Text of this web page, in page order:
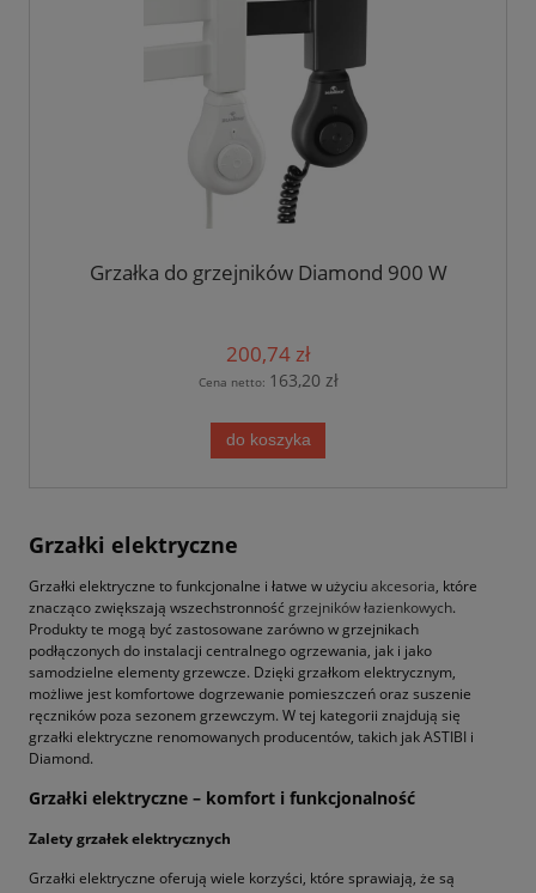
Grzałka do grzejników Diamond 900 W
200,74 zł
Cena netto: 163,20 zł
do koszyka
Grzałki elektryczne
Grzałki elektryczne to funkcjonalne i łatwe w użyciuakcesoria, które
znacząco zwiększają wszechstronność grzejników łazienkowych.
Produkty te mogą być zastosowane zarówno w grzejnikach
podłączonych do instalacji centralnego ogrzewania, jak i jako
samodzielne elementy grzewcze. Dzięki grzałkom elektrycznym,
możliwe jest komfortowe dogrzewanie pomieszczeń oraz suszenie
ręczników poza sezonem grzewczym. W tej kategorii znajdują się
grzałki elektryczne renomowanych producentów, takich jak ASTIBI i
Diamond.
Grzałki elektryczne – komfort i funkcjonalność
Zalety grzałek elektrycznych
Grzałki elektryczne oferują wiele korzyści, które sprawiają, że są